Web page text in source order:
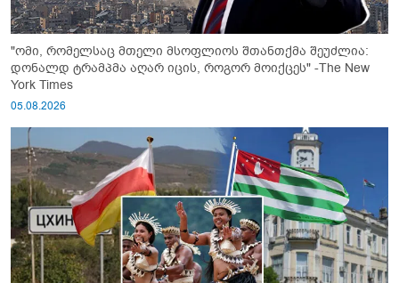
"ომი, რომელსაც მთელი მსოფლიოს შთანთქმა შეუძლია:
დონალდ ტრამპმა აღარ იცის, როგორ მოიქცეს" -The New
York Times
05.08.2026